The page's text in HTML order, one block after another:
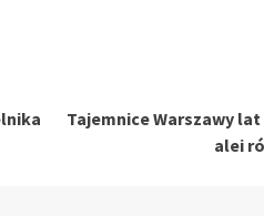
Tajemnice Warszawy
alei